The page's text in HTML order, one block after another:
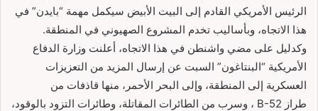
الرئيس الأمريكي القادم إلى البيت الأبيض سيكمل مهمة “بايدن” في
هذا الاتجاه، وبأساليب تخدم المشروع الصهيوني في المنطقة.
وكدليل على مضي واشنطن في هذا الاتجاه، أعلنت وزارة الدفاع
الأمريكية “البنتاغون” السبت عن إرسال المزيد من التعزيزات
العسكرية إلى المنطقة، وإلى البحر الأحمر، منها قاذفات من
طراز B-52 ، وسرب من الطائرات المقاتلة، وطائرات التزود بالوقود،